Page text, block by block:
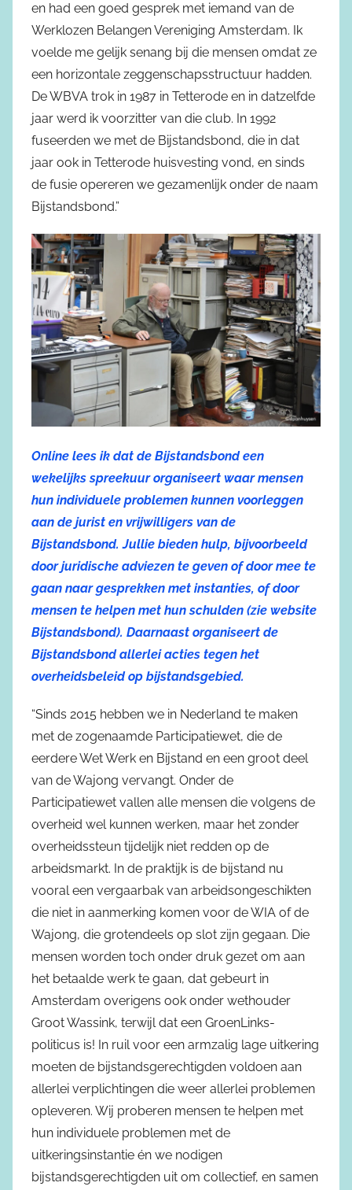
en had een goed gesprek met iemand van de
Werklozen Belangen Vereniging Amsterdam. Ik
voelde me gelijk senang bij die mensen omdat ze
een horizontale zeggenschapsstructuur hadden.
De WBVA trok in 1987 in Tetterode en in datzelfde
jaar werd ik voorzitter van die club. In 1992
fuseerden we met de Bijstandsbond, die in dat
jaar ook in Tetterode huisvesting vond, en sinds
de fusie opereren we gezamenlijk onder de naam
Bijstandsbond.”
Online lees ik dat de Bijstandsbond een
wekelijks spreekuur organiseert waar mensen
hun individuele problemen kunnen voorleggen
aan de jurist en vrijwilligers van de
Bijstandsbond. Jullie bieden hulp, bijvoorbeeld
door juridische adviezen te geven of door mee te
gaan naar gesprekken met instanties, of door
mensen te helpen met hun schulden (zie website
Bijstandsbond). Daarnaast organiseert de
Bijstandsbond allerlei acties tegen het
overheidsbeleid op bijstandsgebied.
“Sinds 2015 hebben we in Nederland te maken
met de zogenaamde Participatiewet, die de
eerdere Wet Werk en Bijstand en een groot deel
van de Wajong vervangt. Onder de
Participatiewet vallen alle mensen die volgens de
overheid wel kunnen werken, maar het zonder
overheidssteun tijdelijk niet redden op de
arbeidsmarkt. In de praktijk is de bijstand nu
vooral een vergaarbak van arbeidsongeschikten
die niet in aanmerking komen voor de WIA of de
Wajong, die grotendeels op slot zijn gegaan. Die
mensen worden toch onder druk gezet om aan
het betaalde werk te gaan, dat gebeurt in
Amsterdam overigens ook onder wethouder
Groot Wassink, terwijl dat een GroenLinks-
politicus is! In ruil voor een armzalig lage uitkering
moeten de bijstandsgerechtigden voldoen aan
allerlei verplichtingen die weer allerlei problemen
opleveren. Wij proberen mensen te helpen met
hun individuele problemen met de
uitkeringsinstantie én we nodigen
bijstandsgerechtigden uit om collectief, en samen